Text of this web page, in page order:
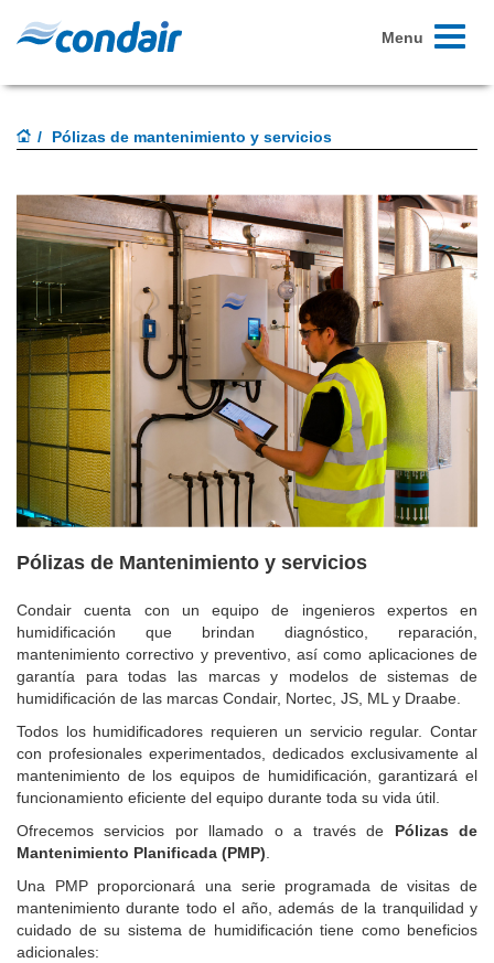
Toggle
Menu
Pólizas de mantenimiento y servicios
Pólizas de Mantenimiento y servicios
Condair cuenta con un equipo de ingenieros expertos en
humidificación que brindan diagnóstico, reparación,
mantenimiento correctivo y preventivo, así como aplicaciones de
garantía para todas las marcas y modelos de sistemas de
humidificación de las marcas Condair, Nortec, JS, ML y Draabe.
Todos los humidificadores requieren un servicio regular. Contar
con profesionales experimentados, dedicados exclusivamente al
mantenimiento de los equipos de humidificación, garantizará el
funcionamiento eficiente del equipo durante toda su vida útil.
Ofrecemos servicios por llamado o a través de Pólizas de
Mantenimiento Planificada (PMP)
Una PMP proporcionará una serie programada de visitas de
mantenimiento durante todo el año, además de la tranquilidad y
cuidado de su sistema de humidificación tiene como beneficios
adicionales: